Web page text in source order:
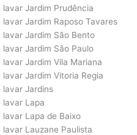
Jardim Prudência
Jardim Raposo Tavares
Jardim São Bento
Jardim São Paulo
Jardim Vila Mariana
Jardim Vitoria Regia
lavar Jardins
lavar Lapa
Lapa de Baixo
Lauzane Paulista